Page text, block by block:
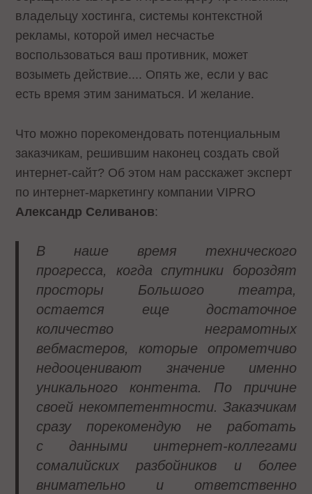
владельцу хостинга, системы контекстной
рекламы, которой имел несчастье
воспользоваться ваш противник, может
возыметь действие.... Опять же, если у вас
есть время этим заниматься. И желание.
Что можно порекомендовать потенциальным
заказчикам, решившим наконец создать свой
интернет-сайт? Об этом нам расскажет эксперт
по интернет-маркетингу компании VIPRO
Александр Селиванов:
В наше время технического
прогресса, когда спутники бороздят
просторы Большого театра,
остается еще достаточное
количество неграмотных
вебмастеров, которые опрометчиво
недооценивают значение именно
уникального контента. По причине
своей некомпетентности. Заказчикам
сразу порекомендую не работать
с данными интернет-коллегами
сомалийских разбойников и более
внимательно и ответственно